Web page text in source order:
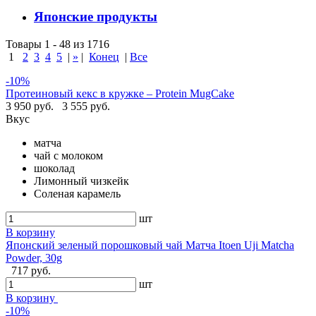
Японские продукты
Товары 1 - 48 из 1716
1
2 3 4 5 | » | Конец | Все
-10%
Протеиновый кекс в кружке – Protein MugCake
3 950 руб.
3 555 руб.
Вкус
матча
чай с молоком
шоколад
Лимонный чизкейк
Соленая карамель
шт
В корзину
Японский зеленый порошковый чай Матча Itoen Uji Matcha
Powder, 30g
717 руб.
шт
В корзину
-10%